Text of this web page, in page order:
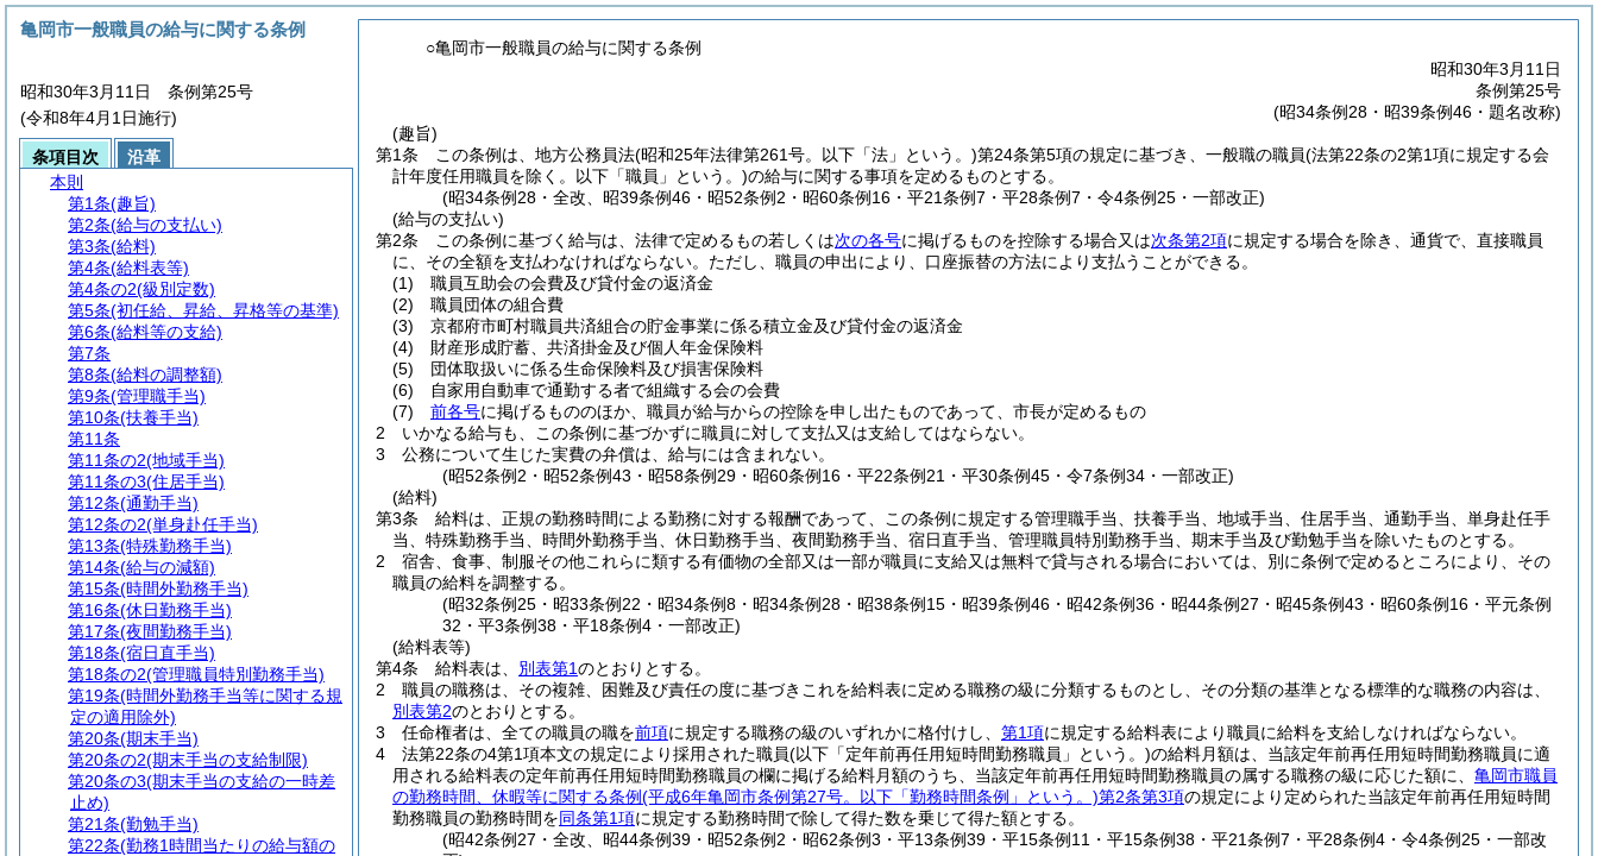
○亀岡市一般職員の給与に関する条例
昭和30年3月11日
条例第25号
(昭34条例28・昭39条例46・題名改称)
(趣旨)
第1条
この条例は、地方公務員法(昭和25年法律第261号。以下「法」という。)第24条第5項の規定に基づき、一般職の職員(法第22条の2第1項に規定する会
計年度任用職員を除く。以下「職員」という。)の給与に関する事項を定めるものとする。
(昭34条例28・全改、昭39条例46・昭52条例2・昭60条例16・平21条例7・平28条例7・令4条例25・一部改正)
(給与の支払い)
第2条
この条例に基づく給与は、法律で定めるもの若しくは次の各号に掲げるものを控除する場合又は次条第2項に規定する場合を除き、通貨で、直接職員
に、その全額を支払わなければならない。 ただし、職員の申出により、口座振替の方法により支払うことができる。
(1)
職員互助会の会費及び貸付金の返済金
(2)
職員団体の組合費
(3)
京都府市町村職員共済組合の貯金事業に係る積立金及び貸付金の返済金
(4)
財産形成貯蓄、共済掛金及び個人年金保険料
(5)
団体取扱いに係る生命保険料及び損害保険料
(6)
自家用自動車で通勤する者で組織する会の会費
(7)
前各号に掲げるもののほか、職員が給与からの控除を申し出たものであって、市長が定めるもの
2
いかなる給与も、この条例に基づかずに職員に対して支払又は支給してはならない。
3
公務について生じた実費の弁償は、給与には含まれない。
(昭52条例2・昭52条例43・昭58条例29・昭60条例16・平22条例21・平30条例45・令7条例34・一部改正)
(給料)
第3条
給料は、正規の勤務時間による勤務に対する報酬であって、この条例に規定する管理職手当、扶養手当、地域手当、住居手当、通勤手当、単身赴任手
当、特殊勤務手当、時間外勤務手当、休日勤務手当、夜間勤務手当、宿日直手当、管理職員特別勤務手当、期末手当及び勤勉手当を除いたものとする。
2
宿舎、食事、制服その他これらに類する有価物の全部又は一部が職員に支給又は無料で貸与される場合においては、別に条例で定めるところにより、その
職員の給料を調整する。
(昭32条例25・昭33条例22・昭34条例8・昭34条例28・昭38条例15・昭39条例46・昭42条例36・昭44条例27・昭45条例43・昭60条例16・平元条例
32・平3条例38・平18条例4・一部改正)
(給料表等)
第4条
給料表は、 別表第1のとおりとする。
2
職員の職務は、その複雑、困難及び責任の度に基づきこれを給料表に定める職務の級に分類するものとし、その分類の基準となる標準的な職務の内容は、
別表第2のとおりとする。
3
任命権者は、全ての職員の職を前項に規定する職務の級のいずれかに格付けし、 第1項に規定する給料表により職員に給料を支給しなければならない。
4
法第22条の4第1項本文の規定により採用された職員(以下「定年前再任用短時間勤務職員」という。)の給料月額は、当該定年前再任用短時間勤務職員に適
用される給料表の定年前再任用短時間勤務職員の欄に掲げる給料月額のうち、当該定年前再任用短時間勤務職員の属する職務の級に応じた額に、 亀岡市職員
の勤務時間、休暇等に関する条例(平成6年亀岡市条例第27号。以下「勤務時間条例」という。)第2条第3項の規定により定められた当該定年前再任用短時間
勤務職員の勤務時間を同条第1項に規定する勤務時間で除して得た数を乗じて得た額とする。
(昭42条例27・全改、昭44条例39・昭52条例2・昭62条例3・平13条例39・平15条例11・平15条例38・平21条例7・平28条例4・令4条例25・一部改
亀岡市一般職員の給与に関する条例
昭和30年3月11日 条例第25号
(令和8年4月1日施行)
条項目次
沿革
本則
第1条(趣旨)
第2条(給与の支払い)
第3条(給料)
第4条(給料表等)
第4条の2(級別定数)
第5条(初任給、昇給、昇格等の基準)
第6条(給料等の支給)
第7条
第8条(給料の調整額)
第9条(管理職手当)
第10条(扶養手当)
第11条
第11条の2(地域手当)
第11条の3(住居手当)
第12条(通勤手当)
第12条の2(単身赴任手当)
第13条(特殊勤務手当)
第14条(給与の減額)
第15条(時間外勤務手当)
第16条(休日勤務手当)
第17条(夜間勤務手当)
第18条(宿日直手当)
第18条の2(管理職員特別勤務手当)
第19条(時間外勤務手当等に関する規
定の適用除外)
第20条(期末手当)
第20条の2(期末手当の支給制限)
第20条の3(期末手当の支給の一時差
止め)
第21条(勤勉手当)
第22条(勤務1時間当たりの給与額の